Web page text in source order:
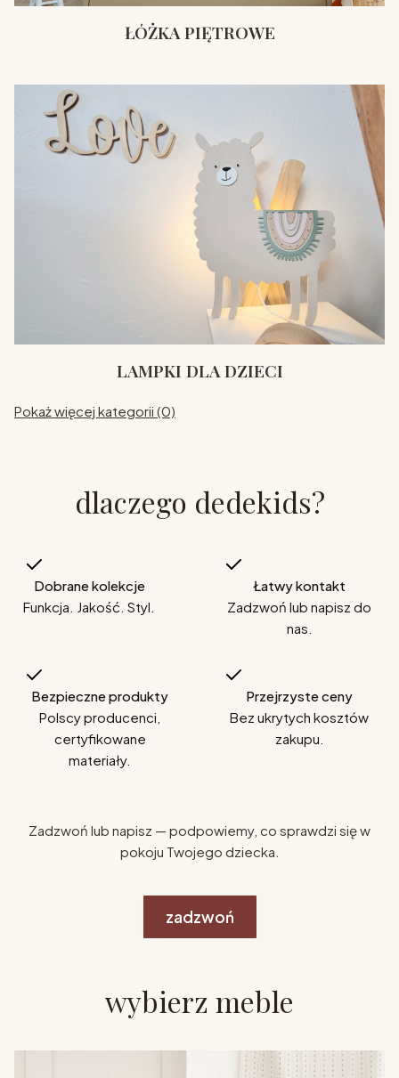
ŁÓŻKA PIĘTROWE
LAMPKI DLA DZIECI
Pokaż więcej kategorii (0)
dlaczego dedekids?
Dobrane kolekcje
Funkcja. Jakość. Styl.
Łatwy kontakt
Zadzwoń lub napisz do
nas.
Bezpieczne produkty
Polscy producenci,
certyfikowane
materiały.
Przejrzyste ceny
Bez ukrytych kosztów
zakupu.
Zadzwoń lub napisz — podpowiemy, co sprawdzi się w
pokoju Twojego dziecka.
zadzwoń
wybierz meble